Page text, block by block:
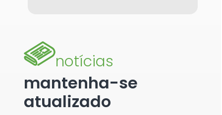
notícias
mantenha-se
atualizado